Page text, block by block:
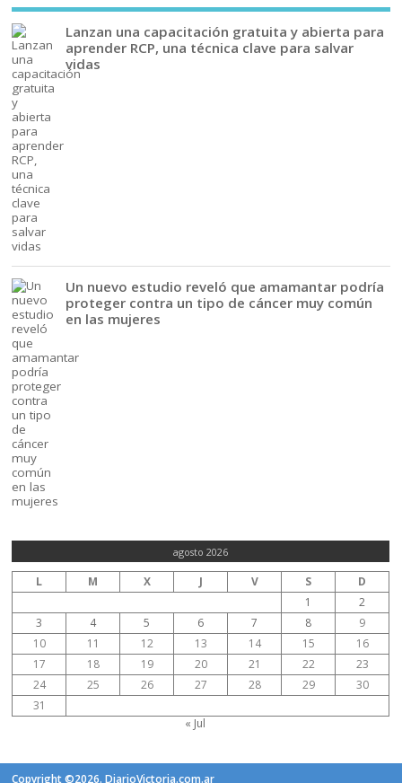
Lanzan una capacitación gratuita y abierta para
aprender RCP, una técnica clave para salvar
vidas
Un nuevo estudio reveló que amamantar podría
proteger contra un tipo de cáncer muy común
en las mujeres
agosto 2026
L M X J V S
D
1
2
3
4 5 6 7 8
9
10
11 12 13 14 15
16
17
18 19 20 21 22
23
24
25 26 27 28 29
30
31
« Jul
Copyright ©2026. DiarioVictoria.com.ar